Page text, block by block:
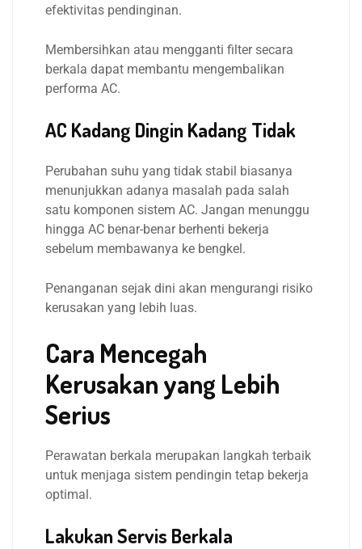
efektivitas pendinginan.
Membersihkan atau mengganti filter secara
berkala dapat membantu mengembalikan
performa AC.
AC Kadang Dingin Kadang Tidak
Perubahan suhu yang tidak stabil biasanya
menunjukkan adanya masalah pada salah
satu komponen sistem AC. Jangan menunggu
hingga AC benar-benar berhenti bekerja
sebelum membawanya ke bengkel.
Penanganan sejak dini akan mengurangi risiko
kerusakan yang lebih luas.
Cara Mencegah
Kerusakan yang Lebih
Serius
Perawatan berkala merupakan langkah terbaik
untuk menjaga sistem pendingin tetap bekerja
optimal.
Lakukan Servis Berkala